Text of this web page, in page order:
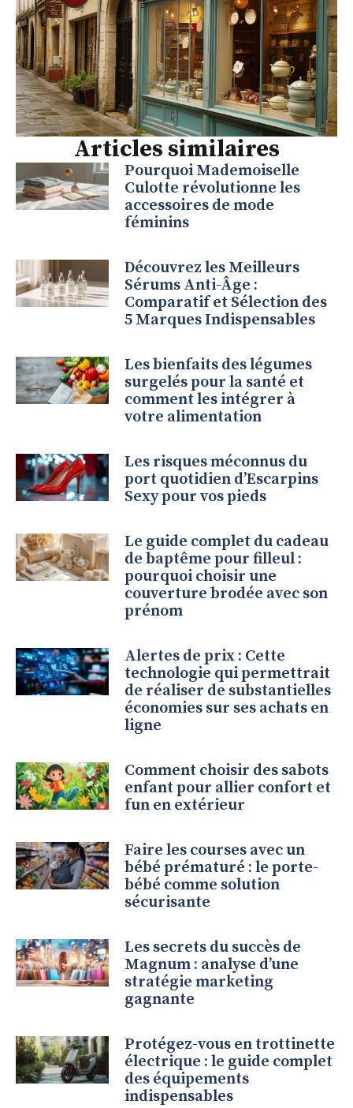
Articles similaires
Pourquoi Mademoiselle
Culotte révolutionne les
accessoires de mode
féminins
Découvrez les Meilleurs
Sérums Anti-Âge :
Comparatif et Sélection des
5 Marques Indispensables
Les bienfaits des légumes
surgelés pour la santé et
comment les intégrer à
votre alimentation
Les risques méconnus du
port quotidien d’Escarpins
Sexy pour vos pieds
Le guide complet du cadeau
de baptême pour filleul :
pourquoi choisir une
couverture brodée avec son
prénom
Alertes de prix : Cette
technologie qui permettrait
de réaliser de substantielles
économies sur ses achats en
ligne
Comment choisir des sabots
enfant pour allier confort et
fun en extérieur
Faire les courses avec un
bébé prématuré : le porte-
bébé comme solution
sécurisante
Les secrets du succès de
Magnum : analyse d’une
stratégie marketing
gagnante
Protégez-vous en trottinette
électrique : le guide complet
des équipements
indispensables